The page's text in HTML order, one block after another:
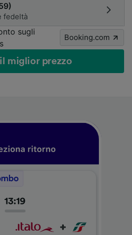
fedeltà
sugli
Booking.com
miglior prezzo